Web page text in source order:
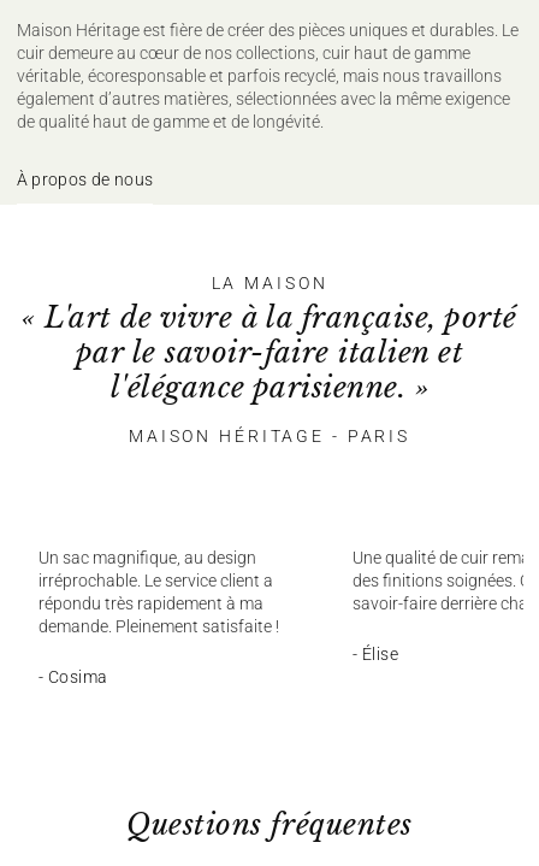
Maison Héritage est fière de créer des pièces uniques et durables. Le
cuir demeure au cœur de nos collections, cuir haut de gamme
véritable, écoresponsable et parfois recyclé, mais nous travaillons
également d’autres matières, sélectionnées avec la même exigence
de qualité haut de gamme et de longévité.
À propos de nous
LA MAISON
« L'art de vivre à la française, porté
par le savoir-faire italien et
l'élégance parisienne. »
MAISON HÉRITAGE - PARIS
Un sac magnifique, au design
irréprochable. Le service client a
répondu très rapidement à ma
demande. Pleinement satisfaite !
- Cosima
Une qualité de cuir
des finitions soignées.
savoir-faire derrière
- Élise
Questions fréquentes